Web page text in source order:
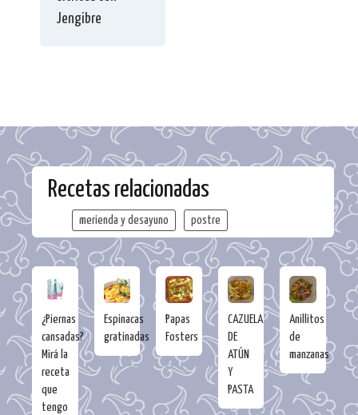
Jengibre
Recetas relacionadas
merienda y desayuno postre
¿Piernas
cansadas?
Mirá la
receta
que
tengo
Espinacas
gratinadas
Papas
Fosters
CAZUELA
DE
ATÚN
Y
PASTA
Anillitos
de
manzanas